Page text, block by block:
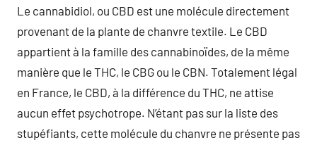
Le cannabidiol, ou CBD est une molécule directement
provenant de la plante de chanvre textile. Le CBD
appartient à la famille des cannabinoïdes, de la même
manière que le THC, le CBG ou le CBN. Totalement légal
en France, le CBD, à la différence du THC, ne attise
aucun effet psychotrope. N’étant pas sur la liste des
stupéfiants, cette molécule du chanvre ne présente pas